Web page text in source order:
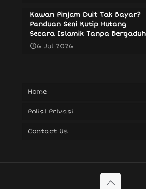
Kawan Pinjam Duit Tak Bayar?
Panduan Seni Kutip Hutang
Secara Islamik Tanpa Bergaduh
6 Jul 2026
Home
Polisi Privasi
Contact Us